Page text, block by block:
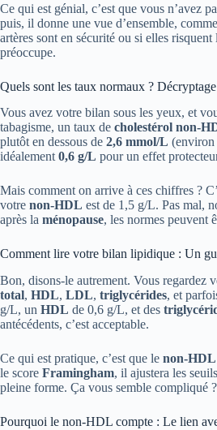
Ce qui est génial, c’est que vous n’avez
puis, il donne une vue d’ensemble,
artères sont en sécurité ou si elles risquent
préoccupe.
Quels sont les taux normaux ?
Vous avez votre bilan sous les yeux, et
tabagisme, un taux de cholestérol non-
plutôt en dessous de 2,6 mmol/L (environ
idéalement 0,6 g/L pour un effet
Mais comment on arrive à ces chiffres ?
votre non-HDL est de 1,5 g/L. Pas mal,
après la ménopause, les normes peuvent
Comment lire votre bilan lipidique : Un
Bon, disons-le autrement. Vous regardez
total, HDL, LDL, triglycérides, et
g/L, un HDL de 0,6 g/L, et des
antécédents, c’est acceptable.
Ce qui est pratique, c’est que le non-HDL
le score Framingham, il ajustera les
pleine forme. Ça vous semble compliqué
Pourquoi le non-HDL compte : Le lien